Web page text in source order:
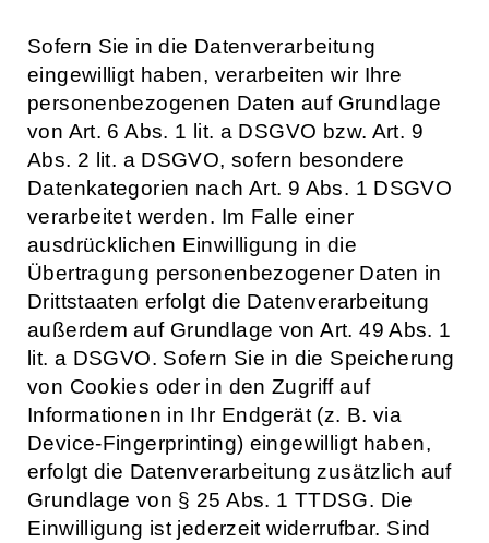
Sofern Sie in die Datenverarbeitung
eingewilligt haben, verarbeiten wir Ihre
personenbezogenen Daten auf Grundlage
von Art. 6 Abs. 1 lit. a DSGVO bzw. Art. 9
Abs. 2 lit. a DSGVO, sofern besondere
Datenkategorien nach Art. 9 Abs. 1 DSGVO
verarbeitet werden. Im Falle einer
ausdrücklichen Einwilligung in die
Übertragung personenbezogener Daten in
Drittstaaten erfolgt die Datenverarbeitung
außerdem auf Grundlage von Art. 49 Abs. 1
lit. a DSGVO. Sofern Sie in die Speicherung
von Cookies oder in den Zugriff auf
Informationen in Ihr Endgerät (z. B. via
Device-Fingerprinting) eingewilligt haben,
erfolgt die Datenverarbeitung zusätzlich auf
Grundlage von § 25 Abs. 1 TTDSG. Die
Einwilligung ist jederzeit widerrufbar. Sind